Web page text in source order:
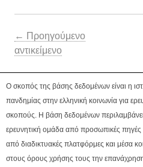
← Προηγούμενο
αντικείμενο
Ο σκοπός της βάσης δεδομένων είναι η
πανδημίας στην ελληνική κοινωνία για
σκοπούς. Η βάση δεδομένων
ερευνητική ομάδα από προσωπικές
από διαδικτυακές πλατφόρμες και μέσα
στους όρους χρήσης τους την